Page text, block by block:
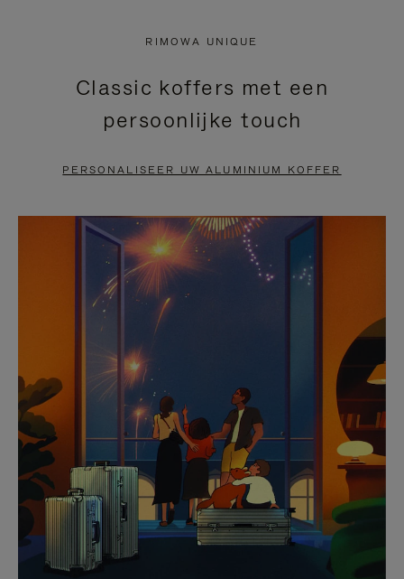
DRUK
OM
PAUZEREN
VIDEO
IS
UITGESCHAKELD.
HIER
OM
HET
DEMPEN
OP
TE
HEFFEN
RIMOWA UNIQUE
Classic koffers met een
persoonlijke touch
PERSONALISEER UW ALUMINIUM KOFFER